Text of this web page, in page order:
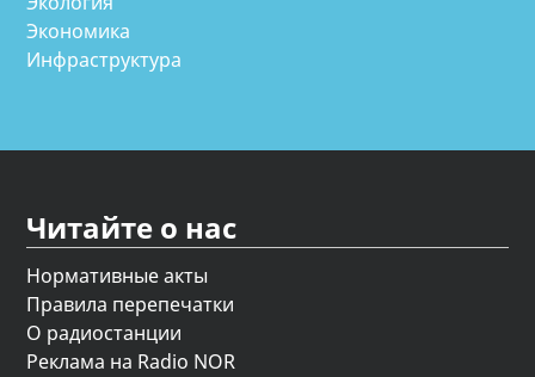
Экономика
Инфраструктура
Читайте о нас
Нормативные акты
Правила перепечатки
О радиостанции
Реклама на Radio NOR